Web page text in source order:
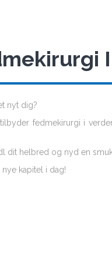
nyt dig?
fedmekirurgi i
dit helbred og nyd en
nye kapitel i dag!